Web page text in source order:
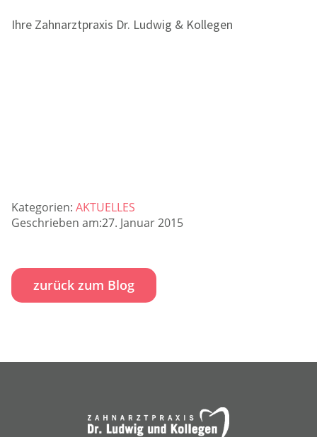
Ihre Zahnarztpraxis Dr. Ludwig & Kollegen
Kategorien: AKTUELLES
Geschrieben am:27. Januar 2015
zurück zum Blog